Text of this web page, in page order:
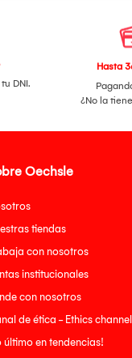
DNI.
Hasta
¿No la
Oechsle
tiendas
con nosotros
institucionales
con nosotros
de ética - Ethics channel
último en tendencias!